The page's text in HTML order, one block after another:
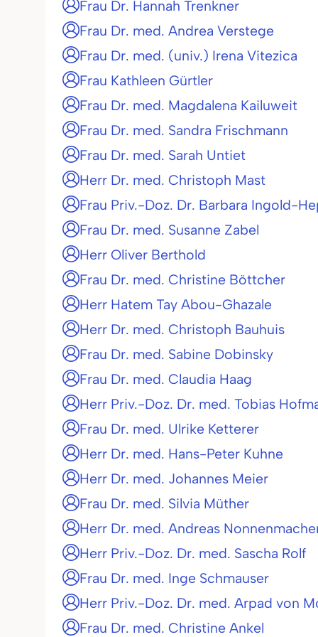
Frau Dr. Hannah Trenkner
Frau Dr. med. Andrea Verstege
Frau Dr. med. (univ.) Irena Vitezica
Frau Kathleen Gürtler
Frau Dr. med. Magdalena Kailuweit
Frau Dr. med. Sandra Frischmann
Frau Dr. med. Sarah Untiet
Herr Dr. med. Christoph Mast
Frau Priv.-Doz. Dr. Barbara Ingold-
Frau Dr. med. Susanne Zabel
Herr Oliver Berthold
Frau Dr. med. Christine Böttcher
Herr Hatem Tay Abou-Ghazale
Herr Dr. med. Christoph Bauhuis
Frau Dr. med. Sabine Dobinsky
Frau Dr. med. Claudia Haag
Herr Priv.-Doz. Dr. med. Tobias
Frau Dr. med. Ulrike Ketterer
Herr Dr. med. Hans-Peter Kuhne
Herr Dr. med. Johannes Meier
Frau Dr. med. Silvia Müther
Herr Dr. med. Andreas
Herr Priv.-Doz. Dr. med. Sascha Rolf
Frau Dr. med. Inge Schmauser
Herr Priv.-Doz. Dr. med. Arpad von
Frau Dr. med. Christine Ankel